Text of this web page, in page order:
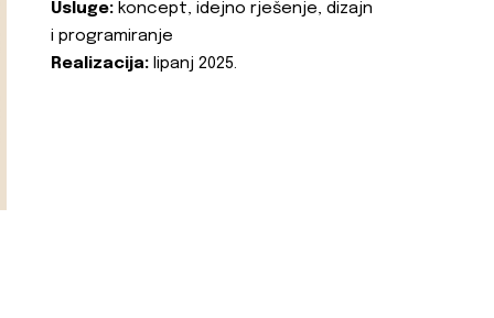
Usluge: koncept, idejno rješenje, dizajn
i programiranje
Realizacija: lipanj 2025.